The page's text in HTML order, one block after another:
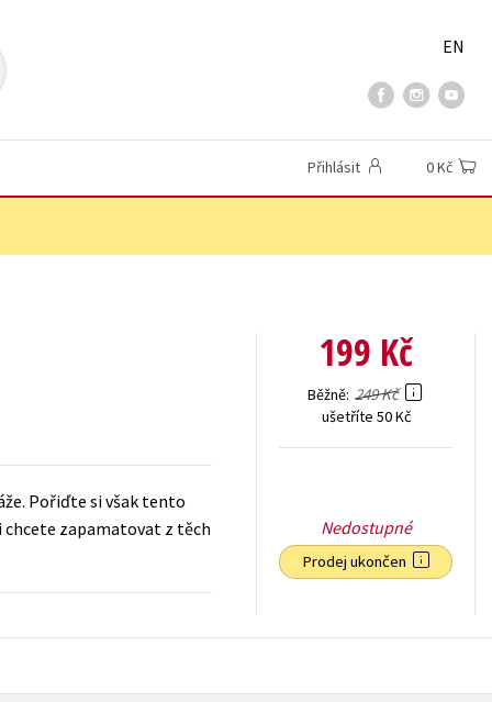
EN
Přihlásit 0 Kč
Pořiďte si však tento
chcete zapamatovat z těch
199 Kč
Běžně 249 Kč
ušetříte 50 Kč
Nedostupné
Prodej ukončen